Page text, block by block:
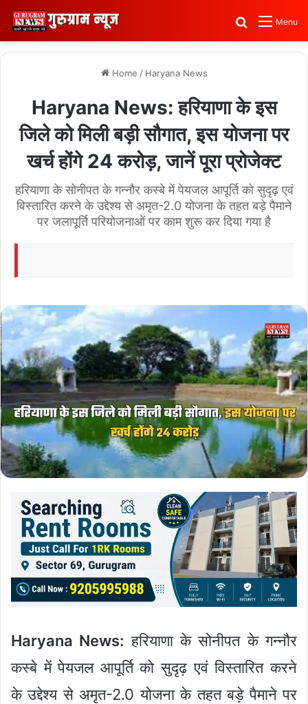
Menu
Search for
Home / Haryana News
Haryana News: हरियाणा के इस
जिले को मिली बड़ी सौगात, इस योजना पर
खर्च होंगे 24 करोड़, जानें पूरा प्रोजेक्ट
हरियाणा के सोनीपत के गन्नौर कस्बे में पेयजल आपूर्ति को सुदृढ़ एवं
विस्तारित करने के उद्देश्य से अमृत-2.0 योजना के तहत बड़े पैमाने
पर जलापूर्ति परियोजनाओं पर काम शुरू कर दिया गया है
Haryana News: हरियाणा के सोनीपत के गन्नौर
कस्बे में पेयजल आपूर्ति को सुदृढ़ एवं विस्तारित करने
के उद्देश्य से अमृत-2.0 योजना के तहत बड़े पैमाने पर